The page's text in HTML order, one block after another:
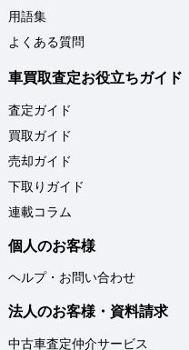
用語集
よくある質問
車買取査定お役立ちガイド
査定ガイド
買取ガイド
売却ガイド
下取りガイド
連載コラム
個人のお客様
ヘルプ・お問い合わせ
法人のお客様・資料請求
中古車査定仲介サービス